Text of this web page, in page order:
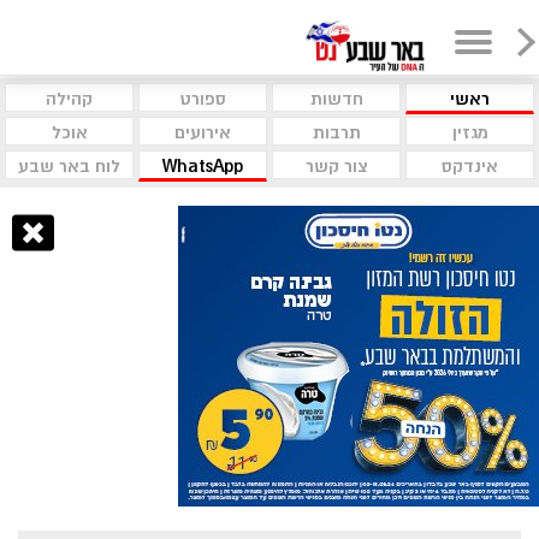
ראשי חדשות ספורט
קהילה
מגזין
תרבות אירועים
אוכל
אינדקס
צור קשר WhatsApp לוח באר שבע